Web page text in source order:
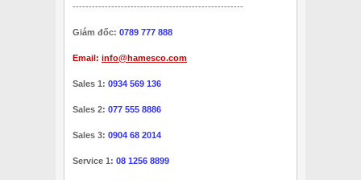
-----------------------------------------------------
Giám đốc: 0789 777 888
Email: info@hamesco.com
Sales 1: 0934 569 136
Sales 2: 077 555 8886
Sales 3: 0904 68 2014
Service 1: 08 1256 8899